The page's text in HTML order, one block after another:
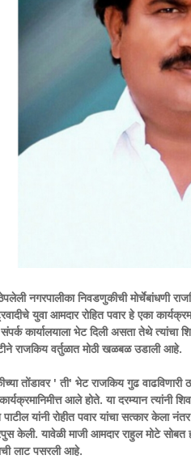
नगरपालीका निवडणुकीची मोर्चेबांधणी
युवा आमदार रोहित पवार हे एका
संपर्क कार्यालयाला भेट दिली असता तेथे
राजकिय वर्तुळात मोठी खळबळ उडाली आहे.
तोंडावर ' ती' भेट राजकिय गुढ
आले होते. या दरम्यान त्यांनी
यांनी रोहीत पवार यांचा सत्कार केला
केली. यावेळी माजी आमदार राहुल मोटे
लाट पसरली आहे.